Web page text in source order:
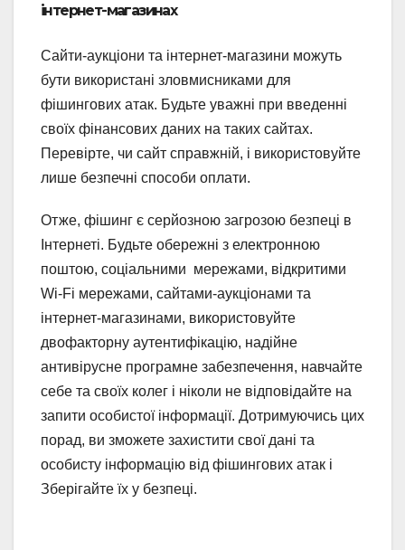
інтернет-магазинах
Сайти-аукціони та інтернет-магазини можуть
бути використані зловмисниками для
фішингових атак. Будьте уважні при введенні
своїх фінансових даних на таких сайтах.
Перевірте, чи сайт справжній, і використовуйте
лише безпечні способи оплати.
Отже, фішинг є серйозною загрозою безпеці в
Інтернеті. Будьте обережні з електронною
поштою, соціальними мережами, відкритими
Wi-Fi мережами, сайтами-аукціонами та
інтернет-магазинами, використовуйте
двофакторну аутентифікацію, надійне
антивірусне програмне забезпечення, навчайте
себе та своїх колег і ніколи не відповідайте на
запити особистої інформації. Дотримуючись цих
порад, ви зможете захистити свої дані та
особисту інформацію від фішингових атак і
Зберігайте їх у безпеці.